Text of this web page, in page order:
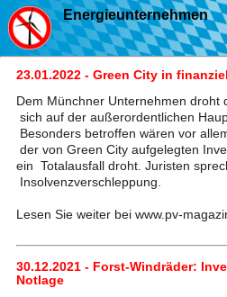
Energieunternehmen
23.01.2022 - Green City in
Dem Münchner Unternehmen droht
sich auf der außerordentlichen
Besonders betroffen wären vor
der von Green City aufgelegten
ein Totalausfall droht. Juristen
Insolvenzverschleppung.
Lesen Sie weiter bei www.pv-
30.12.2021 - Forst-Windräder:
Notlage